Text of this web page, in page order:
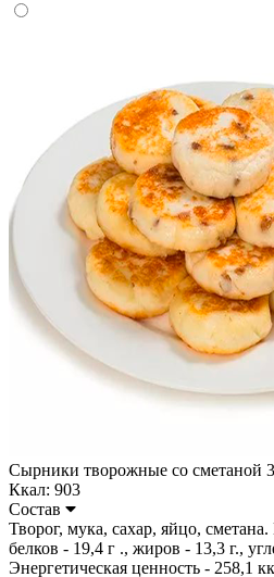
Сырники творожные со сметаной
Ккал: 903
Состав
Творог, мука, сахар, яйцо,
белков - 19,4 г ., жиров - 13,3 г.,
Энергетическая ценность - 258,1